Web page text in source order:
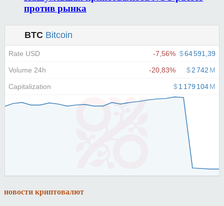
против рынка
новости криптовалют